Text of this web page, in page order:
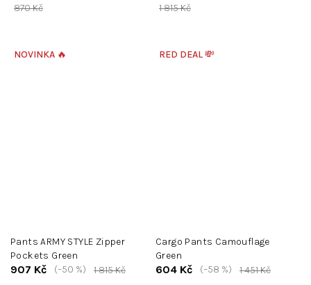
870 Kč 1 815 Kč
NOVINKA 🔥
Pants ARMY STYLE Zipper
Pockets Green
907 Kč 1 815 Kč
(–50 %)
RED DEAL 💸
Cargo Pants Camouflage
Green
604 Kč 1 451 Kč
(–58 %)